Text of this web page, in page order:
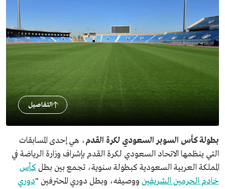
التفاصيل
بطولة كأس السوبر السعودي لكرة القدم، هي إحدى المسابقات
التي ينظمها الاتحاد السعودي لكرة القدم بإشراف وزارة الرياضة في
المملكة العربية السعودية كبطولة سنوية، تجمع بين بطل كأس
خادم الحرمين الشريفين ووصيفه، وبطل دوري المحترفين "دوري